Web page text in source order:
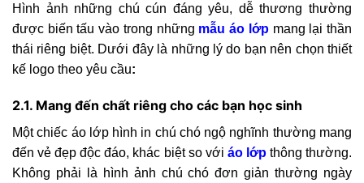
Hình ảnh những chú cún đáng yêu, dễ thương thường
được biến tấu vào trong những mẫu áo lớpmang lại thần
thái riêng biệt. Dưới đây là những lý do bạn nên chọn thiết
kế logo theo yêu cầu:
2.1. Mang đến chất riêng cho các bạn học sinh
Một chiếc áo lớp hình in chú chó ngộ nghĩnh thường mang
đến vẻ đẹp độc đáo, khác biệt so với áo lớpthông thường.
Không phải là hình ảnh chú chó đơn giản thường ngày